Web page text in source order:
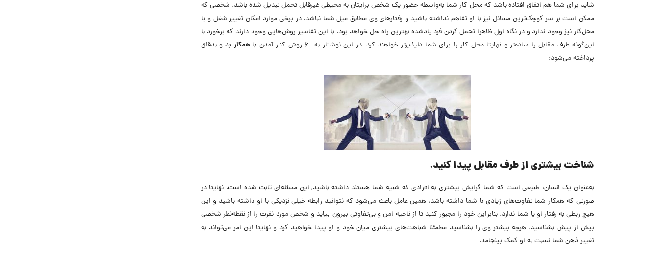
شاید برای شما هم اتفاق افتاده باشد که محل کار شما به‌واسطه حضور یک شخص برایتان به محیطی غیرقابل تحمل تبدیل شده باشد. شخصی که
ممکن است بر سر کوچک‌ترین مسائل نیز با او تفاهم نداشته باشید و رفتارهای وی مطابق میل شما نباشد. در برخی موارد امکان تغییر شغل و یا
محل‌کار نیز وجود ندارد و در نگاه اول ظاهرا تحمل کردن فرد یادشده بهترین راه حل خواهد بود. با این تفاسیر روش‌هایی وجود دارند که برخورد با
این‌گونه طرف مقابل را ساده‌تر و نهایتا محل کار را برای شما دلپذیرتر خواهند کرد. در این نوشتار به ۶ روش کنار آمدن با
همکار بدو بدقلق
پرداخته می‌شود:
شناخت بیشتری از طرف مقابل پیدا کنید.
به‌عنوان یک انسان، طبیعی است که شما گرایش بیشتری به افرادی که شبیه شما هستند داشته باشید, این مسئله‌ای ثابت شده است. نهایتا در
صورتی که همکار شما تفاوت‌های زیادی با شما داشته باشد، همین عامل باعث می‌شود که نتوانید رابطه خیلی نزدیکی با او داشته باشید و این
هیچ ربطی به رفتار او یا شما ندارد. بنابراین خود را مجبور کنید تا از ناحیه امن و بی‌تفاوتی بیرون بیاید و شخص مورد نفرت را از نقطه‌نظر شخصی
بیش از پیش بشناسید. هرچه بیشتر وی را بشناسید مطمئنا شباهت‌های بیشتری میان خود و او پیدا خواهید کرد و نهایتا این امر می‌تواند به
تغییر ذهن شما نسبت به او کمک بینجامد.